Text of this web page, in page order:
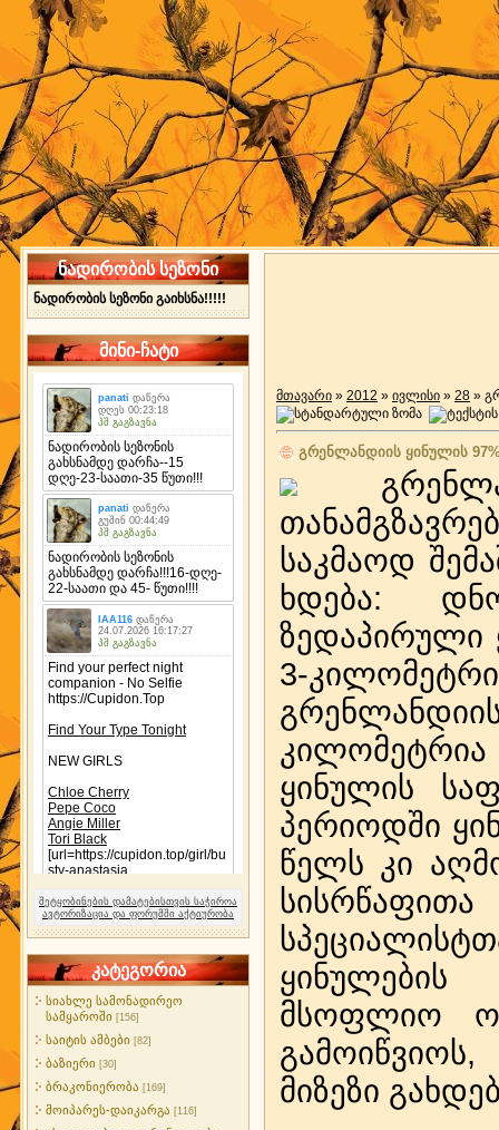
ნადირობის სეზონი
ნადირობის სეზონი გაიხსნა!!!!!
მინი-ჩატი
შეტყობინების დამატებისთვის საჭიროა
ავტორიზაცია და ფორუმში აქტიურობა
კატეგორია
სიახლე სამონადირეო
სამყაროში [156]
საიტის ამბები [82]
ბაზიერი [30]
ბრაკონიერობა [169]
მოიპარეს-დაიკარგა [116]
მთავარი » 2012 » ივლისი » 28 »
გრენლანდიის ყინულის
საკმაოდ
ხდება:
ზედაპირული
3-
ყინულის
პერიოდში
წელს კი
მსოფლიო
მიზეზი